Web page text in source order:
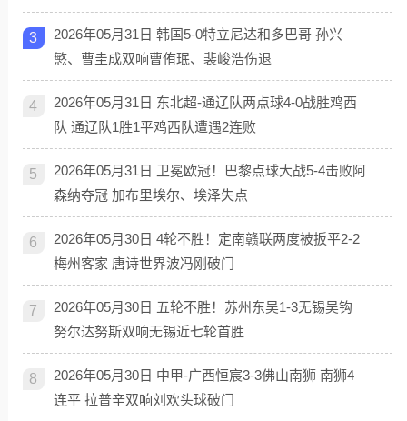
3
2026年05月31日 韩国5-0特立尼达和多巴哥 孙兴
慜、曹圭成双响曹侑珉、裴峻浩伤退
4
2026年05月31日 东北超-通辽队两点球4-0战胜鸡西
队 通辽队1胜1平鸡西队遭遇2连败
5
2026年05月31日 卫冕欧冠！巴黎点球大战5-4击败阿
森纳夺冠 加布里埃尔、埃泽失点
6
2026年05月30日 4轮不胜！定南赣联两度被扳平2-2
梅州客家 唐诗世界波冯刚破门
7
2026年05月30日 五轮不胜！苏州东吴1-3无锡吴钩
努尔达努斯双响无锡近七轮首胜
8
2026年05月30日 中甲-广西恒宸3-3佛山南狮 南狮4
连平 拉普辛双响刘欢头球破门